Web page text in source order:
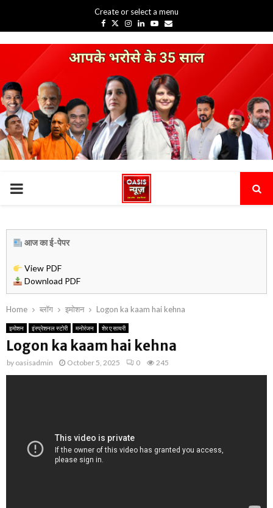
Create or select a menu
Facebook
TwitterInstagram
Linkedin
Youtube
Email
PRIMARY
Home ब्लॉग इमोशन Logon ka kaam hai kehna
इमोशन इंस्प्रेशनल स्टोरी मनोरंजन शेर ए सायरी
Logon ka kaam hai kehna
by oasisadmin October 5, 2025 0 245
आज का ई-पेपर
View PDF
Download PDF